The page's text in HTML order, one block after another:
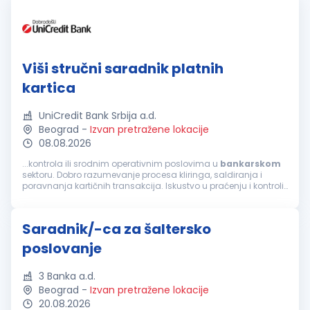
Viši stručni saradnik platnih
kartica
UniCredit Bank Srbija a.d.
Beograd - Izvan pretražene lokacije
08.08.2026
...kontrola ili srodnim operativnim poslovima u bankarskom
sektoru. Dobro razumevanje procesa kliringa, saldiranja i
poravnanja kartičnih transakcija. Iskustvo u praćenju i kontroli
Saradnik/-ca za šaltersko
poslovanje
3 Banka a.d.
Beograd - Izvan pretražene lokacije
20.08.2026